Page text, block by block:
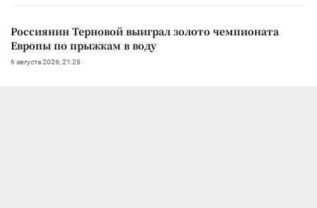
Россиянин Терновой выиграл золото чемпионата
Европы по прыжкам в воду
6 августа 2026, 21:28